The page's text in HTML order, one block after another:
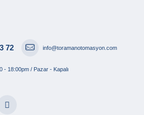
72 info@toramanotomasyon.com
- 18:00pm / Pazar - Kapalı